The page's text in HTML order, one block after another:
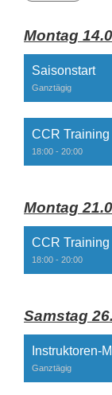
Montag
Saisonstart
Ganztägig
CCR Training
18:00 - 20:00
Montag
CCR Training
18:00 - 20:00
Samstag
Instruktoren-
Ganztägig